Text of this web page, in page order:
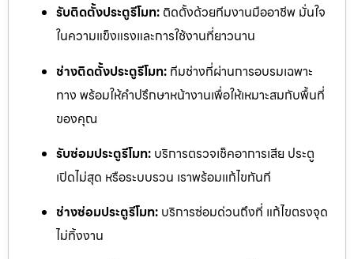
รับติดตั้งประตูรีโมท: ติดตั้งด้วยทีมงานมืออาชีพ มั่นใจ
ในความแข็งแรงและการใช้งานที่ยาวนาน
ช่างติดตั้งประตูรีโมท: ทีมช่างที่ผ่านการอบรมเฉพาะ
ทาง พร้อมให้คำปรึกษาหน้างานเพื่อให้เหมาะสมกับพื้นที่
ของคุณ
รับซ่อมประตูรีโมท: บริการตรวจเช็คอาการเสีย ประตู
เปิดไม่สุด หรือระบบรวน เราพร้อมแก้ไขทันที
ช่างซ่อมประตูรีโมท: บริการซ่อมด่วนถึงที่ แก้ไขตรงจุด
ไม่ทิ้งงาน